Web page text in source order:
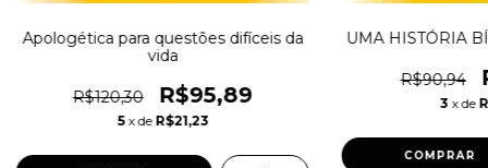
Apologética para questões difíceis da
vida
R$120,30 R$95,89
5 x de R$21,23
UMA HISTÓRIA
R$90,94
3 x de